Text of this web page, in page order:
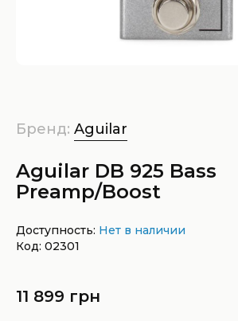
Бренд: Aguilar
Aguilar DB 925 Bass
Preamp/Boost
Доступность: Нет в наличии
Код: 02301
11 899 грн